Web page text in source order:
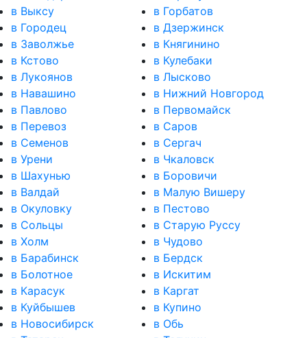
в Выксу
в Горбатов
в Городец
в Дзержинск
в Заволжье
в Княгинино
в Кстово
в Кулебаки
в Лукоянов
в Лысково
в Навашино
в Нижний Новгород
в Павлово
в Первомайск
в Перевоз
в Саров
в Семенов
в Сергач
в Урени
в Чкаловск
в Шахунью
в Боровичи
в Валдай
в Малую Вишеру
в Окуловку
в Пестово
в Сольцы
в Старую Руссу
в Холм
в Чудово
в Барабинск
в Бердск
в Болотное
в Искитим
в Карасук
в Каргат
в Куйбышев
в Купино
в Новосибирск
в Обь